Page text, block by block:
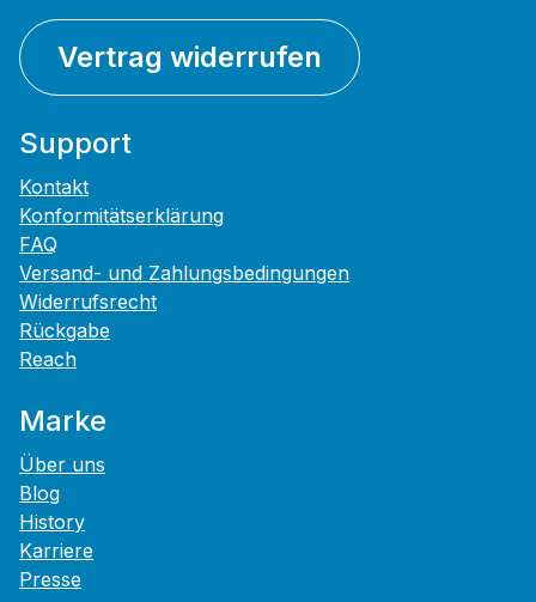
Vertrag widerrufen
Support
Kontakt
Konformitätserklärung
FAQ
Versand- und Zahlungsbedingungen
Widerrufsrecht
Rückgabe
Reach
Marke
Über uns
Blog
History
Karriere
Presse